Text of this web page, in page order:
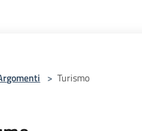
> Turismo